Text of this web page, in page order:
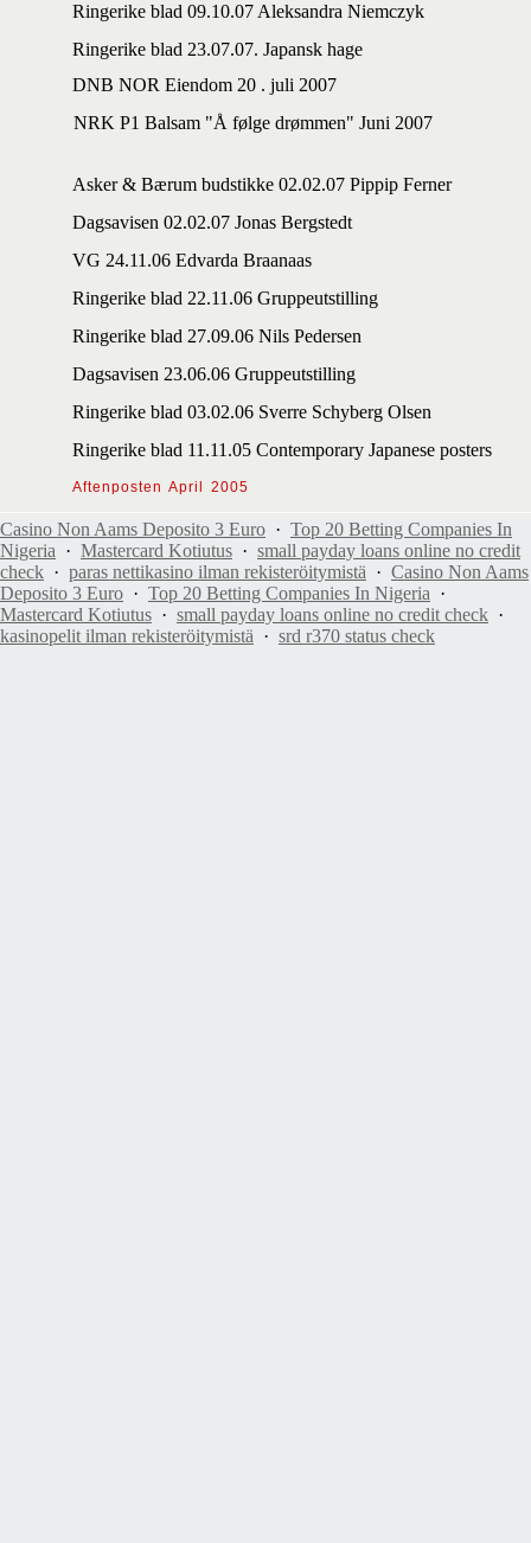
Ringerike blad 09.10.07 Aleksandra Niemczyk
Ringerike blad 23.07.07. Japansk hage
DNB NOR Eiendom 20 . juli 2007
NRK P1 Balsam "Å følge drømmen" Juni 2007
Asker & Bærum budstikke 02.02.07 Pippip Ferner
Dagsavisen 02.02.07 Jonas Bergstedt
VG 24.11.06 Edvarda Braanaas
Ringerike blad 22.11.06 Gruppeutstilling
Ringerike blad 27.09.06 Nils Pedersen
Dagsavisen 23.06.06 Gruppeutstilling
Ringerike blad 03.02.06 Sverre Schyberg Olsen
Ringerike blad 11.11.05 Contemporary Japanese posters
Aftenposten April 2005
Casino Non Aams Deposito 3 Euro · Top 20 Betting Companies In
Nigeria · Mastercard Kotiutus · small payday loans online no credit
check · paras nettikasino ilman rekisteröitymistä · Casino Non Aams
Deposito 3 Euro · Top 20 Betting Companies In Nigeria ·
Mastercard Kotiutus · small payday loans online no credit check ·
kasinopelit ilman rekisteröitymistä · srd r370 status check